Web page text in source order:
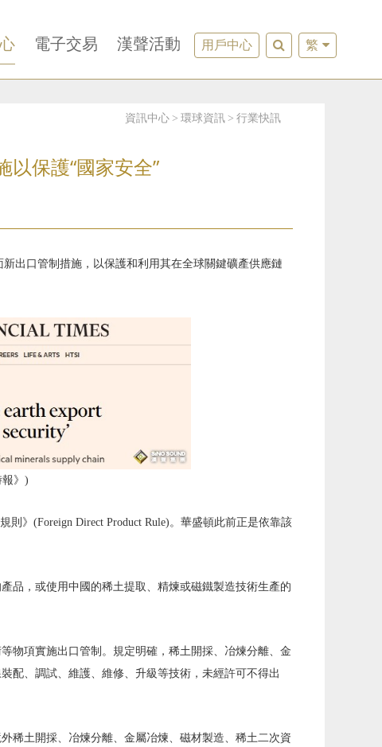
用戶中心 繁
電子交易 漢聲活動
資訊中心 環球資訊 行業快訊
保護“國家安全”
出口管制措施，以保護和利用其在全球關鍵礦產供應鏈
》)
》(Foreign Direct Product Rule)。華盛頓此前正是依靠該
品，或使用中國的稀土提取、精煉或磁鐵製造技術生產的
物項實施出口管制。規定明確，稀土開採、冶煉分離、金
配、調試、維護、維修、升級等技術，未經許可不得出
稀土開採、冶煉分離、金屬冶煉、磁材製造、稀土二次資